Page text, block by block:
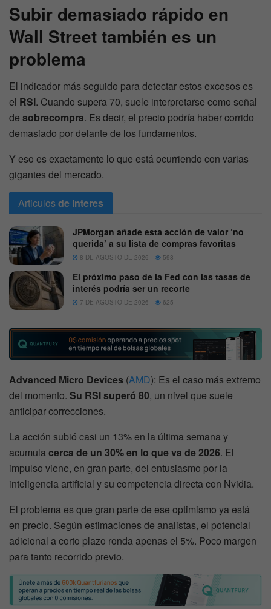
Subir demasiado rápido en
Wall Street también es un
problema
El indicador más seguido para detectar estos excesos es
el RSI. Cuando supera 70, suele interpretarse como señal
de sobrecompra. Es decir, el precio podría haber corrido
demasiado por delante de los fundamentos.
Y eso es exactamente lo que está ocurriendo con varias
gigantes del mercado.
Articulosde interes
JPMorgan añade esta acción de valor ‘no
querida’ a su lista de compras favoritas
8 DE AGOSTO DE 2026 598
El próximo paso de la Fed con las tasas de
interés podría ser un recorte
7 DE AGOSTO DE 2026 625
Advanced Micro Devices (AMD): Es el caso más extremo
del momento. Su RSI superó 80, un nivel que suele
anticipar correcciones.
La acción subió casi un 13% en la última semana y
acumulacerca de un 30% en lo que va de 2026. El
impulso viene, en gran parte, del entusiasmo por la
inteligencia artificial y su competencia directa con Nvidia.
El problema es que gran parte de ese optimismo ya está
en precio. Según estimaciones de analistas, el potencial
adicional a corto plazo ronda apenas el 5%. Poco margen
para tanto recorrido previo.